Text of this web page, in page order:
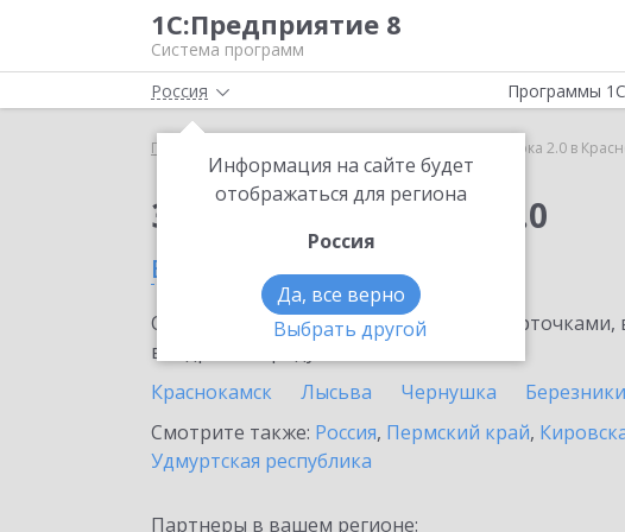
1С:Предприятие 8
Система программ
Россия
Информация на сайте будет
отображаться для региона
Россия
Да, все верно
Выбрать другой
Программы 1С
Главная 1С:Сверка 2.0 в
Заказать 1С:Сверка 2.0
в Красновишерске
Ознакомьтесь с информационными карточками,
внедрение продукта.
Краснокамск
Лысьва Чернушка Березники
Смотрите также: Россия, Пермский край,
Удмуртская республика
Партнеры в вашем регионе: